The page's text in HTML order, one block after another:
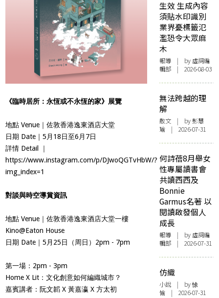
《臨時居所：永恆或不永恆的家》展覽
地點 Venue｜佐敦香港逸東酒店大堂
日期 Date｜5月18日至6月7日
詳情 Detail ｜
https://www.instagram.com/p/DJwoQGTvHbW/?
img_index=1
對談與時空導賞資訊
地點 Venue｜佐敦香港逸東酒店大堂一樓
Kino@Eaton House
日期 Date｜5月25日（周日）2pm - 7pm
第一場：2pm - 3pm
Home X Lit：文化創意如何編織城市？
嘉賓講者：阮文韜 X 黃嘉瀛 X 方太初
生效 生成內容
須貼水印識別
業界憂標籤氾
濫恐令大眾麻
木
報導 | by 虛詞編
輯部 | 2026-08-03
無法跨越的理
解
散文 | by 彭慧
瑜 | 2026-07-31
何詩蓓8月舉女
性專屬讀書會
共讀西西及
Bonnie
Garmus名著 以
閱讀啟發個人
成長
報導 | by 虛詞編
輯部 | 2026-07-31
仿織
小說 | by 悇
愉 | 2026-07-31